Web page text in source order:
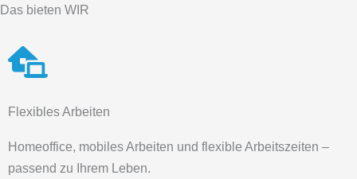
Das bieten WIR
Flexibles Arbeiten
Homeoffice, mobiles Arbeiten und flexible Arbeitszeiten –
passend zu Ihrem Leben.